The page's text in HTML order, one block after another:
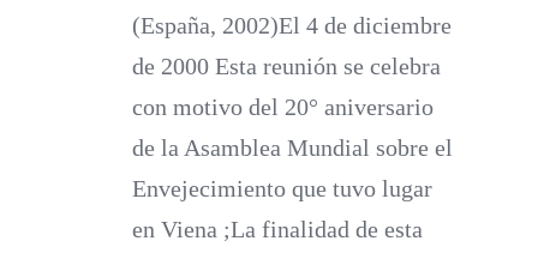
(España, 2002)El 4 de diciembre
de 2000 Esta reunión se celebra
con motivo del 20° aniversario
de la Asamblea Mundial sobre el
Envejecimiento que tuvo lugar
en Viena ;La finalidad de esta